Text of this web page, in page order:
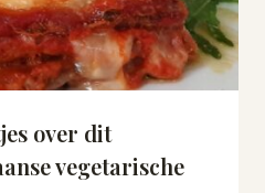
over dit
vegetarische